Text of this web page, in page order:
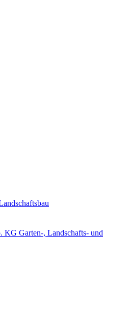
Garten-, Landschafts- und